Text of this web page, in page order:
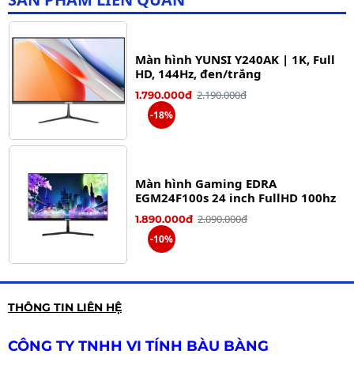
Màn hình YUNSI Y240AK | 1K, Full
HD, 144Hz, đen/trắng
1.790.000đ 2.190.000đ
-18%
Màn hình Gaming EDRA
EGM24F100s 24 inch FullHD 100hz
1.890.000đ 2.090.000đ
-10%
1.790.000đ 2.290.000đ
THÔNG TIN LIÊN HỆ
CÔNG TY TNHH VI TÍNH BÀU BÀNG